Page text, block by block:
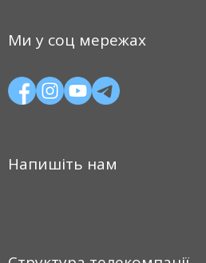
Ми у соц мережах
Напишіть нам